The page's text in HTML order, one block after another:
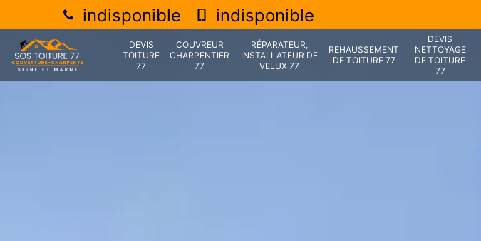
indisponible indisponible
DEVIS
TOITURE
77
COUVREUR
CHARPENTIER
77
RÉPARATEUR,
INSTALLATEUR DE
VELUX 77
REHAUSSEMENT
DE TOITURE 77
DEVIS
NETTOYAGE
DE TOITURE
77